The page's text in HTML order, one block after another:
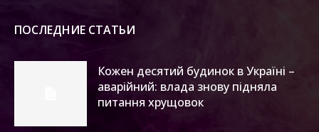
ПОСЛЕДНИЕ СТАТЬИ
Кожен десятий будинок в Україні –
аварійний: влада знову підняла
питання хрущовок